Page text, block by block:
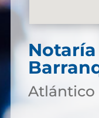
Atlántico